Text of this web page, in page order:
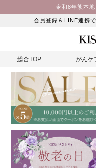
令和8年熊本
会員登録＆LINE連携
総合TOP がんケ